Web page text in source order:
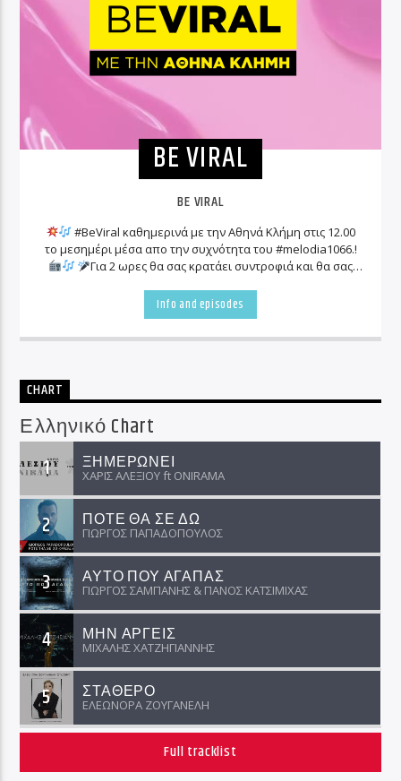
BE VIRAL
BE VIRAL
#BeViral καθημερινά με την Αθηνά Κλήμη στις 12.00
Για 2 ωρες θα σας κρατάει συντροφιά και θα σας
γύρω μας!
Info and episodes
CHART
Ελληνικό Chart
1 ΞΗΜΕΡΩΝΕΙ
ΧΑΡΙΣ ΑΛΕΞΙΟΥ ft ΟNIRAMA
2 ΠΟΤΕ ΘΑ ΣΕ ΔΩ
ΓΙΩΡΓΟΣ ΠΑΠΑΔΟΠΟΥΛΟΣ
3 ΑΥΤΟ ΠΟΥ ΑΓΑΠΑΣ
ΓΙΩΡΓΟΣ ΣΑΜΠΑΝΗΣ & ΠΑΝΟΣ ΚΑΤΣΙΜΙΧΑΣ
4 ΜΗΝ ΑΡΓΕΙΣ
ΜΙΧΑΛΗΣ ΧΑΤΖΗΓΙΑΝΝΗΣ
5 ΣΤΑΘΕΡΟ
ΕΛΕΩΝΟΡΑ ΖΟΥΓΑΝΕΛΗ
Full tracklist